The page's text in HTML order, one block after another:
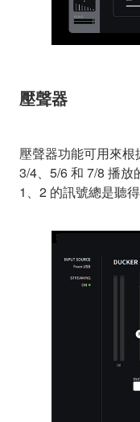
壓聲器
壓聲器功能可用來
3/4、5/6 和 7/8 播
1、2 的訊號總是聽